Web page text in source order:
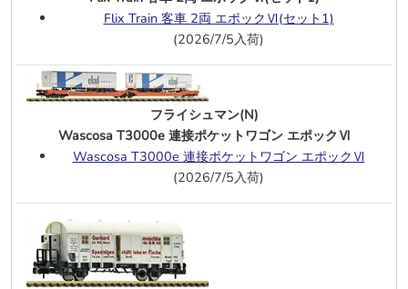
列車名札付)
スユニ61 (TR23台車)
オハニ61 (昭和26年度予算)ぶどう色1
号、ぶどう色2号
オハユニ61( 初期タイプ、～105) ぶど
う色1号、ぶどう色2号
オエ61(オハユニ61改造タイプ)
マニ61-200代 (魚腹台枠)
コキ110(コンテナなし)5両
グリーンマックス(N)
Flix Train 客車 2両 エポックⅥ(セット1)
(2026/7/5入荷)
フライシュマン(N)
Wascosa T3000e 連接ポケットワゴン エポックⅥ
Wascosa T3000e 連接ポケットワゴン エポックⅥ
(2026/7/5入荷)